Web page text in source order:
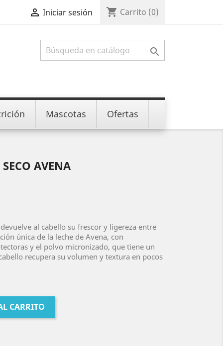
 Iniciar sesión shopping_cart Carrito (0)

Mascotas Ofertas
AVENA
al cabello su frescor y ligereza entre
única de la leche de Avena, con
y el polvo micronizado, que tiene un
recupera su volumen y textura en pocos
CARRITO